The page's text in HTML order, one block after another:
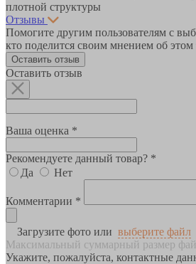
плотной структуры
Отзывы
Помогите другим пользователям с
кто поделится своим мнением об этом
Оставить отзыв
Оставить отзыв
Ваша оценка *
Рекомендуете данный товар? *
Да
Нет
Комментарии *
Загрузите фото или выберите файл
Максимальный суммарный размер
Укажите, пожалуйста, контактные